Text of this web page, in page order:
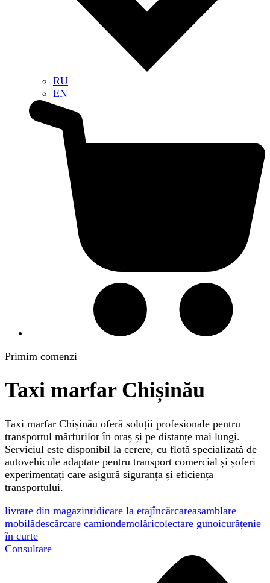
RU
EN
Primim comenzi
Taxi marfar Chișinău
Taxi marfar Chișinău oferă soluții profesionale pentru
transportul mărfurilor în oraș și pe distanțe mai lungi.
Serviciul este disponibil la cerere, cu flotă specializată de
autovehicule adaptate pentru transport comercial și șoferi
experimentați care asigură siguranța și eficiența
transportului.
livrare din magazinridicare la etajîncărcareasamblare
mobilădescărcare camiondemolăricolectare gunoicurățenie
în curte
Consultare